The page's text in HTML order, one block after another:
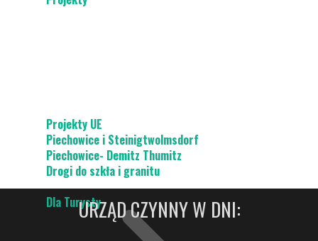
Projekty UE
Piechowice i Steinigtwolmsdorf
Piechowice- Demitz Thumitz
Drogi do szkła i granitu
Dla TurystyURZĄD CZYNNY W DNI: